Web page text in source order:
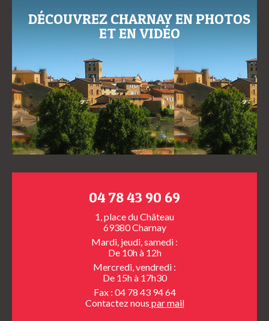
DÉCOUVREZ CHARNAY EN PHOTOS
ET EN VIDÉO
04 78 43 90 69
1, place du Château
69380 Charnay
Mardi, jeudi, samedi :
De 10h à 12h
Mercredi, vendredi :
De 15h à 17h30
Fax : 04 78 43 94 64
Contactez nous par mail